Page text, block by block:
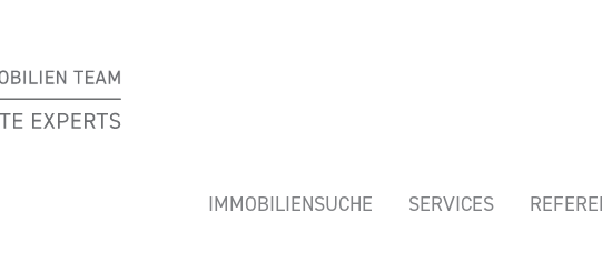
IMMOBILIENSUCHE SERVICES